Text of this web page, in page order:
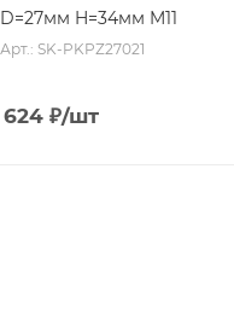
D=27мм H=34мм M11
Арт.: SK-PKPZ27021
624₽/шт